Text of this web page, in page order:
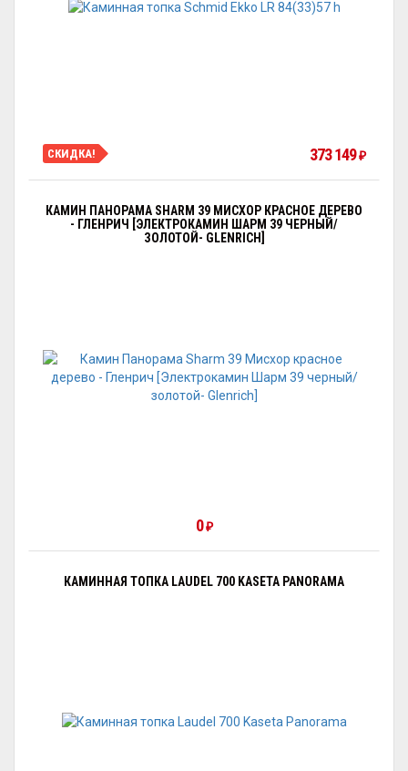
СКИДКА! 373 149 ₽
КАМИН ПАНОРАМА SHARM 39 МИСХОР КРАСНОЕ ДЕРЕВО
- ГЛЕНРИЧ [ЭЛЕКТРОКАМИН ШАРМ 39 ЧЕРНЫЙ/
ЗОЛОТОЙ- GLENRICH]
0 ₽
КАМИННАЯ ТОПКА LAUDEL 700 KASETA PANORAMA